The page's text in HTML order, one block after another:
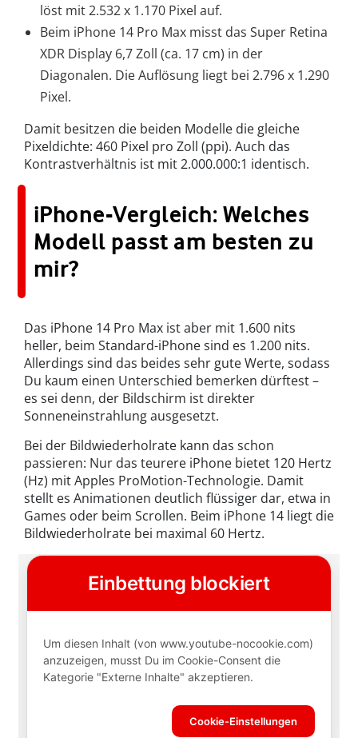
löst mit 2.532 x 1.170 Pixel auf.
Beim iPhone 14 Pro Max misst das Super Retina
XDR Display 6,7 Zoll (ca. 17 cm) in der
Diagonalen. Die Auflösung liegt bei 2.796 x 1.290
Pixel.
Damit besitzen die beiden Modelle die gleiche
Pixeldichte: 460 Pixel pro Zoll (ppi). Auch das
Kontrastverhältnis ist mit 2.000.000:1 identisch.
iPhone-Vergleich: Welches
Modell passt am besten zu
mir?
Das iPhone 14 Pro Max ist aber mit 1.600 nits
heller, beim Standard-iPhone sind es 1.200 nits.
Allerdings sind das beides sehr gute Werte, sodass
Du kaum einen Unterschied bemerken dürftest –
es sei denn, der Bildschirm ist direkter
Sonneneinstrahlung ausgesetzt.
Bei der Bildwiederholrate kann das schon
passieren: Nur das teurere iPhone bietet 120 Hertz
(Hz) mit Apples ProMotion-Technologie. Damit
stellt es Animationen deutlich flüssiger dar, etwa in
Games oder beim Scrollen. Beim iPhone 14 liegt die
Bildwiederholrate bei maximal 60 Hertz.